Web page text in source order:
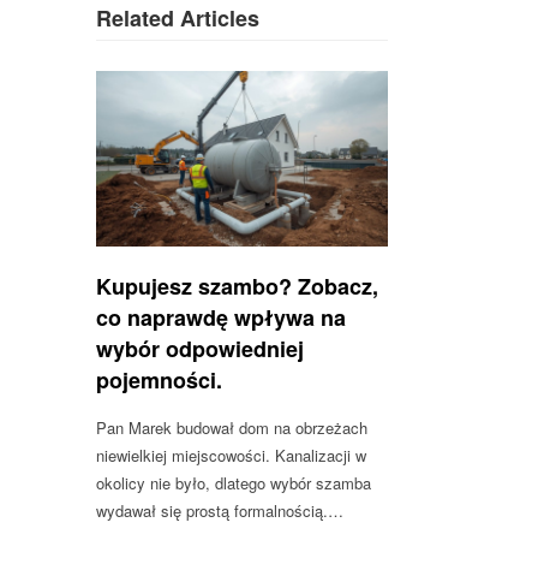
Related Articles
Kupujesz szambo? Zobacz,
co naprawdę wpływa na
wybór odpowiedniej
pojemności.
Pan Marek budował dom na obrzeżach
niewielkiej miejscowości. Kanalizacji w
okolicy nie było, dlatego wybór szamba
wydawał się prostą formalnością.…